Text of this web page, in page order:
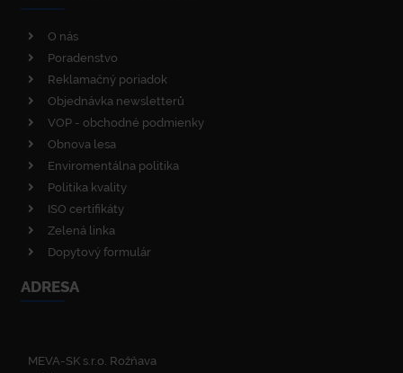
O nás
Poradenstvo
Reklamačný poriadok
Objednávka newsletterů
VOP - obchodné podmienky
Obnova lesa
Enviromentálna politika
Politika kvality
ISO certifikáty
Zelená linka
Dopytový formulár
ADRESA
MEVA-SK s.r.o. Rožňava